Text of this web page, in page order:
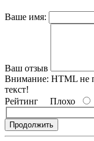
Ваше имя:
Ваш отзыв
Внимание: HTML не
текст!
Рейтинг Плохо
Продолжить